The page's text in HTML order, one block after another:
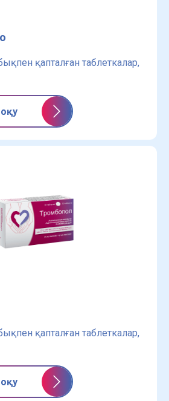
қапталған таблеткалар,
қапталған таблеткалар,